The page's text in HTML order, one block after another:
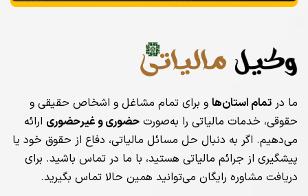
ما در تمام استان‌ها و برای تمام مشاغل و اشخاص حقیقی و
حقوقی، خدمات مالیاتی را به‌صورت حضوری و غیرحضوری ارائه
می‌دهیم. اگر به دنبال حل مسائل مالیاتی، دفاع از حقوق خود یا
پیشگیری از جرائم مالیاتی هستید، با ما در تماس باشید. برای
دریافت مشاوره رایگان می‌توانید همین حالا تماس بگیرید.